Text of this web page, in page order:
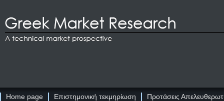
Home page Επιστημονική τεκμηρίωση Προτάσεις